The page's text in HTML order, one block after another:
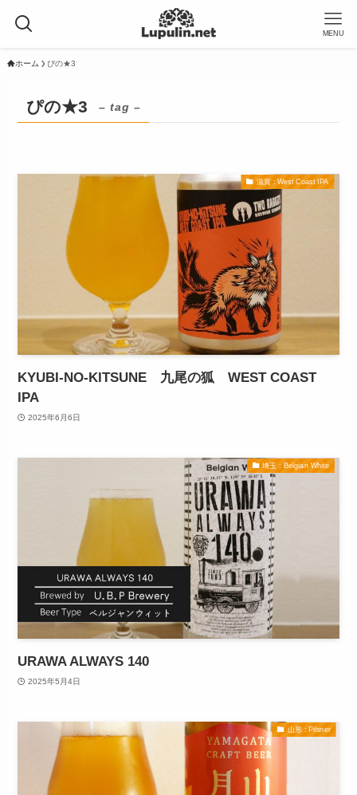
MENU
ホーム ぴの★3
ぴの★3 – tag –
滋賀 : West Coast IPA
KYUBI-NO-KITSUNE 九尾の狐 WEST COAST
IPA
2025年6月6日
埼玉 : Belgian White
URAWA ALWAYS 140
2025年5月4日
山形 : Pilsner